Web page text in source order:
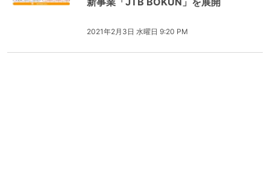
2021年2月3日 水曜日 9:20 PM